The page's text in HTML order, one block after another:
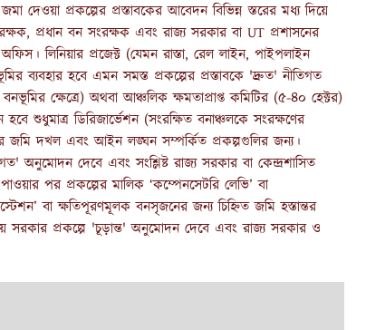
দেওয়া প্রকল্পের প্রস্তাবকের আবেদন বিভিন্ন স্তরের মধ্য দিয়ে
প্রধান বন সংরক্ষক এবং রাজ্য সরকার বা UT প্রশাসনের
লিনিয়ার প্রজেক্ট (যেমন রাস্তা, রেল লাইন, পাইপলাইন
ব্যবহার হবে এমন সমস্ত প্রকল্পের প্রস্তাবকে 'দ্রুত' নীতিগত
ক্ষেত্রে) অথবা আঞ্চলিক ক্ষমতাপ্রাপ্ত কমিটির (৫-৪০ হেক্টর)
শুধুমাত্র ডিরিজার্ভেশন (সংরক্ষিত বনাঞ্চলকে সংরক্ষণের
জমি দখল এবং আইন লঙ্ঘন সম্পর্কিত প্রকল্পগুলির জন্য।
অনুমোদন দেবে এবং সংশ্লিষ্ট রাজ্য সরকার বা কেন্দ্রশাসিত
পর প্রকল্পের মালিক ‘কম্পেনসেটরি লেভি’ বা
বা ক্ষতিপূরণমূলক বনসৃজনের জন্য চিহ্নিত জমি হস্তান্তর
সরকার প্রকল্পে 'চূড়ান্ত' অনুমোদন দেবে এবং রাজ্য সরকার ও